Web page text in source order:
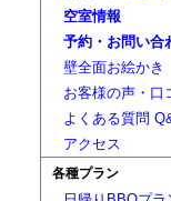
空室情報
予約・お問い合
壁全面お絵かき
お客様の声・口
よくある質問
アクセス
各種プラン